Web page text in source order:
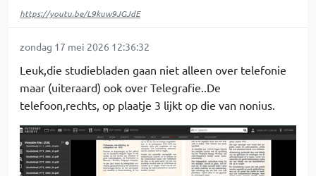
https://youtu.be/L9kuw9JGJdE
zondag 17 mei 2026 12:36:32
Leuk,die studiebladen gaan niet alleen over telefonie
maar (uiteraard) ook over Telegrafie..De
telefoon,rechts, op plaatje 3 lijkt op die van nonius.